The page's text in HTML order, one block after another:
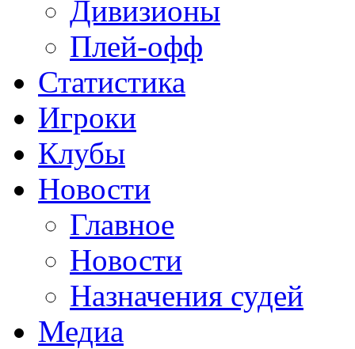
Дивизионы
Плей-офф
Статистика
Игроки
Клубы
Новости
Главное
Новости
Назначения судей
Медиа